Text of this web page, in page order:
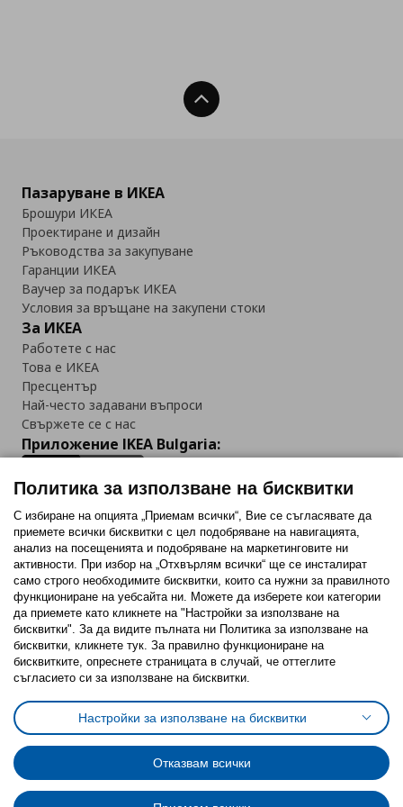
Нагоре
Пазаруване в ИКЕА
Брошури ИКЕА
Проектиране и дизайн
Ръководства за закупуване
Гаранции ИКЕА
Ваучер за подарък ИКЕА
Условия за връщане на закупени стоки
За ИКЕА
Работете с нас
Това е ИКЕА
Пресцентър
Най-често задавани въпроси
Свържете се с нас
Приложение IKEA Bulgaria:
Последвайте ни:
FacebookTwitterYoutubePinterestInstagram
Политика за използване на бисквитки (Cookies)
Избор на настройки за използване на бисквитки
Условия за ползване на ikea.bgОбща политика за личните данни
Политика за защита на личните данни на ikea.bg
Общи условия на програма IKEA Family
Политика за защита на лични данни на програма IKEA Family
Политика за използване на бисквитки
С избиране на опцията „Приемам всички“, Вие се съгласявате да
приемете всички бисквитки с цел подобряване на навигацията,
анализ на посещенията и подобряване на маркетинговите ни
активности. При избор на „Отхвърлям всички“ ще се инсталират
само строго необходимитe бисквитки, които са нужни за правилното
функциониране на уебсайта ни. Можете да изберете кои категории
да приемете като кликнете на "Настройки за използване на
бисквитки". За да видите пълната ни Политика за използване на
бисквитки, кликнете тук. За правилно функциониране на
бисквитките, опреснете страницата в случай, че оттеглите
съгласието си за използване на бисквитки.
Настройки за използване на бисквитки
Отказвам всички